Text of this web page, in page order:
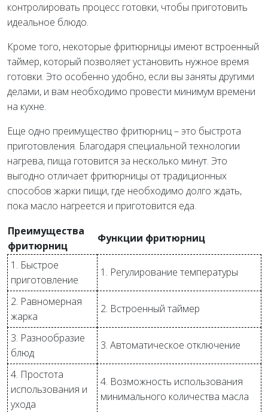
контролировать процесс готовки, чтобы приготовить
идеальное блюдо.
Кроме того, некоторые фритюрницы имеют встроенный
таймер, который позволяет установить нужное время
готовки. Это особенно удобно, если вы заняты другими
делами, и вам необходимо провести минимум времени
на кухне.
Еще одно преимущество фритюрниц – это быстрота
приготовления. Благодаря специальной технологии
нагрева, пища готовится за несколько минут. Это
выгодно отличает фритюрницы от традиционных
способов жарки пищи, где необходимо долго ждать,
пока масло нагреется и приготовится еда.
Преимущества
фритюрниц
Функции фритюрниц
1. Быстрое
приготовление
1. Регулирование температуры
2. Равномерная
жарка
2. Встроенный таймер
3. Разнообразие
блюд
3. Автоматическое отключение
4. Простота
использования и
ухода
4. Возможность использования
минимального количества масла